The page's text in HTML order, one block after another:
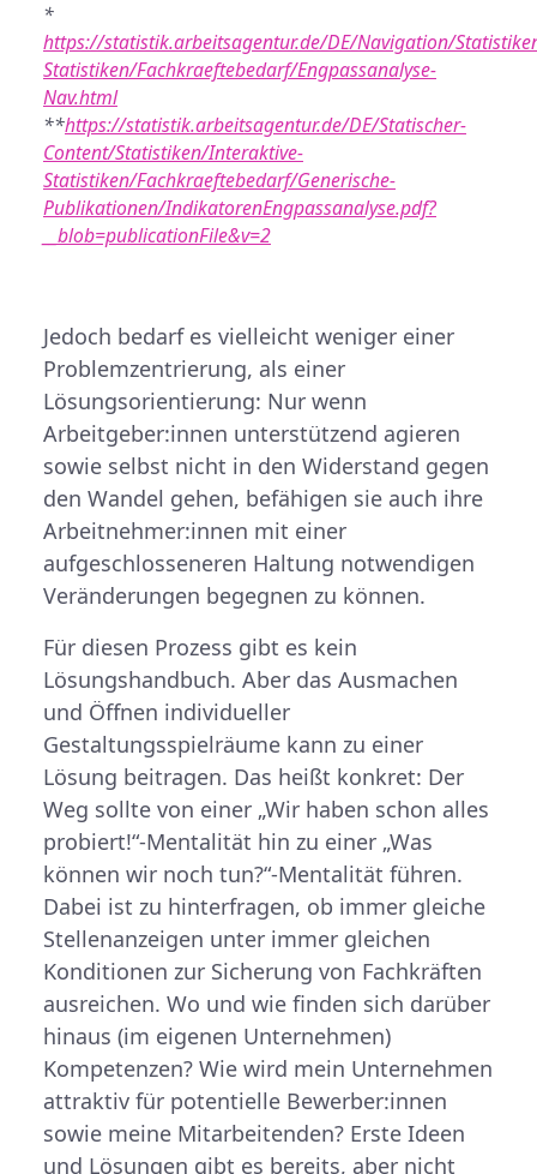
*
https://statistik.arbeitsagentur.de/DE/Navigation/
Statistiken/Fachkraeftebedarf/Engpassanalyse-
Nav.html
**https://statistik.arbeitsagentur.de/DE/Statischer-
Content/Statistiken/Interaktive-
Statistiken/Fachkraeftebedarf/Generische-
Publikationen/IndikatorenEngpassanalyse.pdf?
__blob=publicationFile&v=2
Jedoch bedarf es vielleicht weniger einer
Problemzentrierung, als einer
Lösungsorientierung: Nur wenn
Arbeitgeber:innen unterstützend agieren
sowie selbst nicht in den Widerstand gegen
den Wandel gehen, befähigen sie auch ihre
Arbeitnehmer:innen mit einer
aufgeschlosseneren Haltung notwendigen
Veränderungen begegnen zu können.
Für diesen Prozess gibt es kein
Lösungshandbuch. Aber das Ausmachen
und Öffnen individueller
Gestaltungsspielräume kann zu einer
Lösung beitragen. Das heißt konkret: Der
Weg sollte von einer „Wir haben schon alles
probiert!“-Mentalität hin zu einer „Was
können wir noch tun?“-Mentalität führen.
Dabei ist zu hinterfragen, ob immer gleiche
Stellenanzeigen unter immer gleichen
Konditionen zur Sicherung von Fachkräften
ausreichen. Wo und wie finden sich darüber
hinaus (im eigenen Unternehmen)
Kompetenzen? Wie wird mein Unternehmen
attraktiv für potentielle Bewerber:innen
sowie meine Mitarbeitenden? Erste Ideen
und Lösungen gibt es bereits, aber nicht